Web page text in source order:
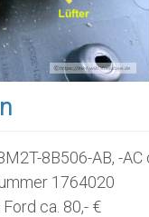
8B506-AB, -
1764020
ca. 80,- €